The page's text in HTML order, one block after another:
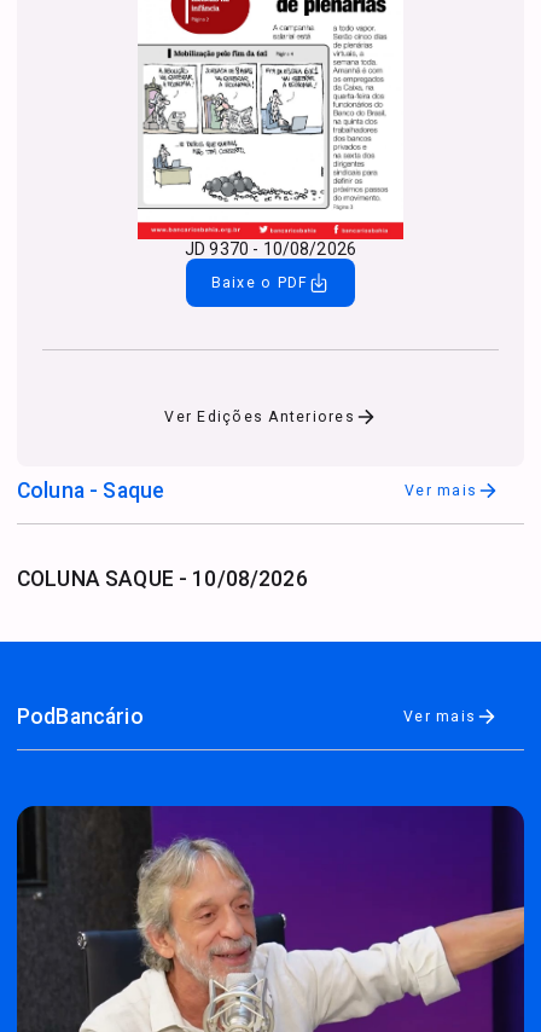
JD 9370 - 10/08/2026
Baixe o PDF
Ver Edições Anteriores
Coluna - Saque Ver mais
COLUNA SAQUE - 10/08/2026
PodBancário Ver mais